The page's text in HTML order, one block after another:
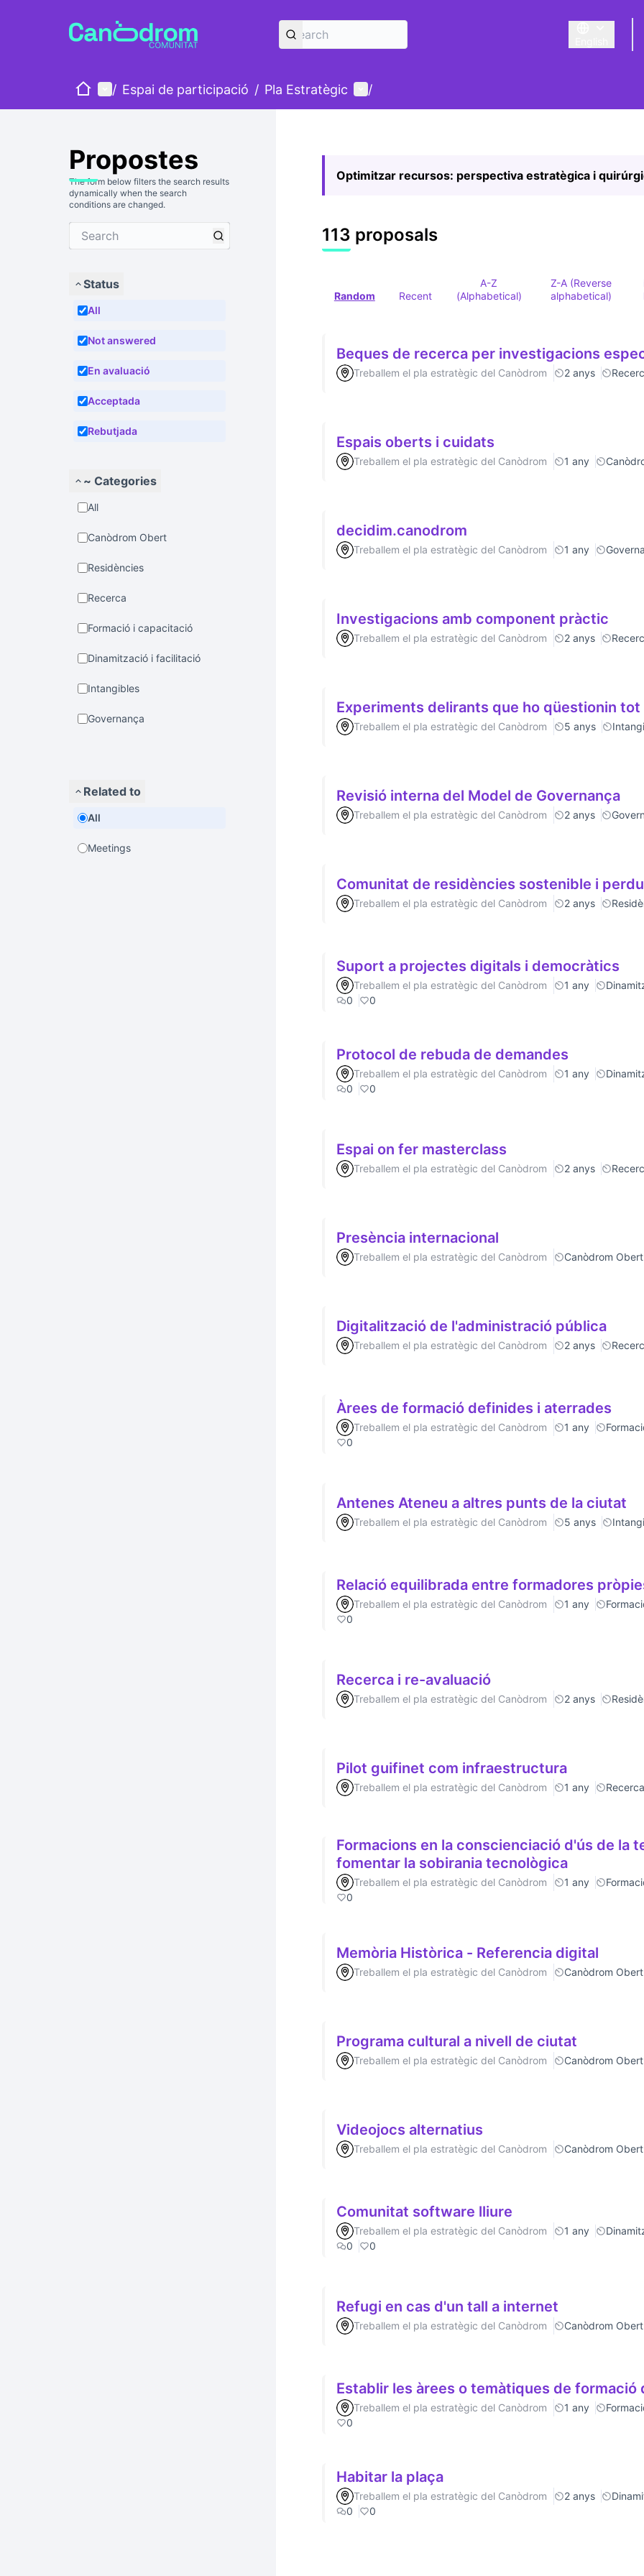
Triar la llengua
HomeMain menu
/ Espai de participació / Pla Estratègic User menu
/
Propostes
The form below filters the search results
dynamically when the search
conditions are changed.
Status
All
Not answered
En avaluació
Acceptada
Rebutjada
~ Categories
All
Canòdrom Obert
Residències
Recerca
Formació i capacitació
Dinamització i facilitació
Intangibles
Governança
Related to
All
Meetings
Optimitzar recursos: perspectiva estratègica i
113 proposals
Random Recent
A-Z
(Alphabetical)
Z-A (Reverse
alphabetical)
Beques de recerca per investigacions
Treballem el pla estratègic del Canòdrom 2 anys
Espais oberts i cuidats
Treballem el pla estratègic del Canòdrom 1 any
decidim.canodrom
Treballem el pla estratègic del Canòdrom 1 any
Investigacions amb component pràctic
Treballem el pla estratègic del Canòdrom 2 anys
Experiments delirants que ho qüestionin tot
Treballem el pla estratègic del Canòdrom 5 anys
Revisió interna del Model de Governança
Treballem el pla estratègic del Canòdrom 2 anys
Comunitat de residències sostenible
Treballem el pla estratègic del Canòdrom 2 anys
Suport a projectes digitals i democràtics
Treballem el pla estratègic del Canòdrom 1 any
0
0
Protocol de rebuda de demandes
Treballem el pla estratègic del Canòdrom 1 any
0
0
Espai on fer masterclass
Treballem el pla estratègic del Canòdrom 2 anys
Presència internacional
Treballem el pla estratègic del Canòdrom Canòdrom Obert
Digitalització de l'administració pública
Treballem el pla estratègic del Canòdrom 2 anys
Àrees de formació definides i aterrades
Treballem el pla estratègic del Canòdrom 1 any
0
Antenes Ateneu a altres punts de la ciutat
Treballem el pla estratègic del Canòdrom 5 anys
Relació equilibrada entre formadores
Treballem el pla estratègic del Canòdrom 1 any
0
Recerca i re-avaluació
Treballem el pla estratègic del Canòdrom 2 anys
Pilot guifinet com infraestructura
Treballem el pla estratègic del Canòdrom 1 any Recerca
Formacions en la conscienciació d'ús de la
fomentar la sobirania tecnològica
Treballem el pla estratègic del Canòdrom 1 any
0
Memòria Històrica - Referencia digital
Treballem el pla estratègic del Canòdrom Canòdrom Obert
Programa cultural a nivell de ciutat
Treballem el pla estratègic del Canòdrom Canòdrom Obert
Videojocs alternatius
Treballem el pla estratègic del Canòdrom Canòdrom Obert
Comunitat software lliure
Treballem el pla estratègic del Canòdrom 1 any
0
0
Refugi en cas d'un tall a internet
Treballem el pla estratègic del Canòdrom Canòdrom Obert
Establir les àrees o temàtiques de formació
Treballem el pla estratègic del Canòdrom 1 any
0
Habitar la plaça
Treballem el pla estratègic del Canòdrom 2 anys
0
0